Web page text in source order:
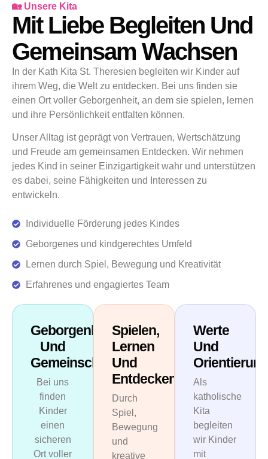
🏡 Unsere Kita
Mit Liebe Begleiten Und
Gemeinsam Wachsen
In der Kath Kita St. Theresien begleiten wir Kinder auf
ihrem Weg, die Welt zu entdecken. Bei uns finden sie
einen Ort voller Geborgenheit, an dem sie spielen, lernen
und ihre Persönlichkeit entfalten können.
Unser Alltag ist geprägt von Vertrauen, Wertschätzung
und Freude am gemeinsamen Entdecken. Wir nehmen
jedes Kind in seiner Einzigartigkeit wahr und unterstützen
es dabei, seine Fähigkeiten und Interessen zu
entwickeln.
Individuelle Förderung jedes Kindes
Geborgenes und kindgerechtes Umfeld
Lernen durch Spiel, Bewegung und Kreativität
Erfahrenes und engagiertes Team
Geborgenheit
Und
Gemeinschaft
Bei uns
finden
Kinder
einen
sicheren
Ort voller
Spielen,
Lernen
Und
Entdecken
Durch
Spiel,
Bewegung
und
kreative
Werte
Und
Orientierung
Als
katholische
Kita
begleiten
wir Kinder
mit